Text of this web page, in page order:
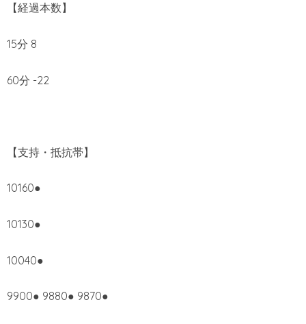
【経過本数】
15分 8
60分 -22
【支持・抵抗帯】
10160●
10130●
10040●
9900● 9880● 9870●